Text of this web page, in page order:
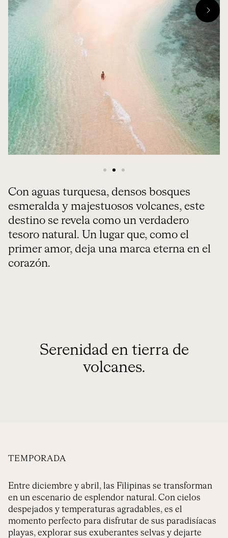
Con aguas turquesa, densos bosques
esmeralda y majestuosos volcanes, este
destino se revela como un verdadero
tesoro natural. Un lugar que, como el
primer amor, deja una marca eterna en el
corazón.
Serenidad en tierra de
volcanes.
TEMPORADA
Entre diciembre y abril, las Filipinas se transforman
en un escenario de esplendor natural. Con cielos
despejados y temperaturas agradables, es el
momento perfecto para disfrutar de sus paradisíacas
playas, explorar sus exuberantes selvas y dejarte